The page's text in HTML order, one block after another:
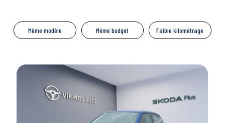
Même modèle Même budget Faible kilométrage